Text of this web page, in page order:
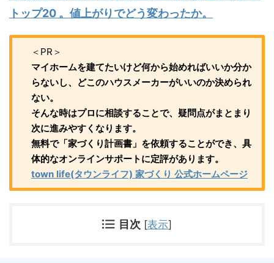
トップ20 。値上がりでどう変わったか。
＜PR＞
マイホームを建てたいけど何から始めればいいか分か
らないし、どこのハウスメーカーがいいのか決められ
ない。
そんな時はプロに相談することで、疑問点がまとまり
次に進みやすくなります。
無料で「家づくり計画書」を依頼することができ、具
体的なオンラインサポートに定評があります。
town life(タウンライフ) 家づくり 公式ホームページ
目次 [表示]